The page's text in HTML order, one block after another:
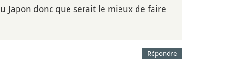
Japon donc que serait le mieux de faire
Répondre